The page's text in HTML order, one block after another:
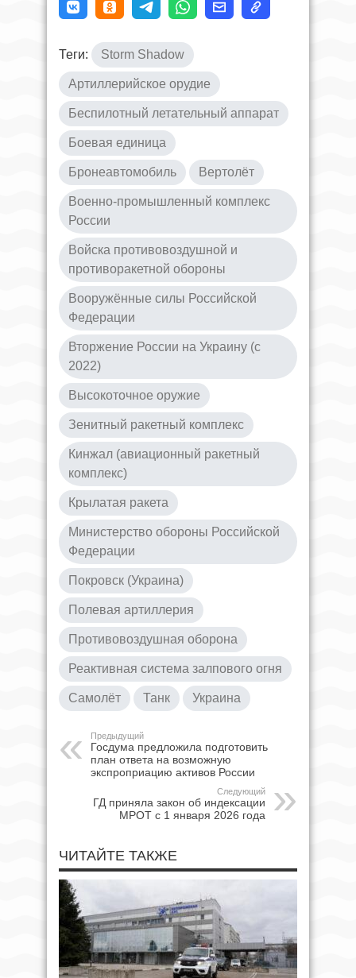
Теги: Storm Shadow
Артиллерийское орудие
Беспилотный летательный аппарат
Боевая единица
Бронеавтомобиль Вертолёт
Военно-промышленный комплекс
России
Войска противовоздушной и
противоракетной обороны
Вооружённые силы Российской
Федерации
Вторжение России на Украину (с
2022)
Высокоточное оружие
Зенитный ракетный комплекс
Кинжал (авиационный ракетный
комплекс)
Крылатая ракета
Министерство обороны Российской
Федерации
Покровск (Украина)
Полевая артиллерия
Противовоздушная оборона
Реактивная система залпового огня
Самолёт Танк Украина
Предыдущий
Госдума предложила подготовить
план ответа на возможную
экспроприацию активов России
Следующий
ГД приняла закон об индексации
МРОТ с 1 января 2026 года
ЧИТАЙТЕ ТАКЖЕ